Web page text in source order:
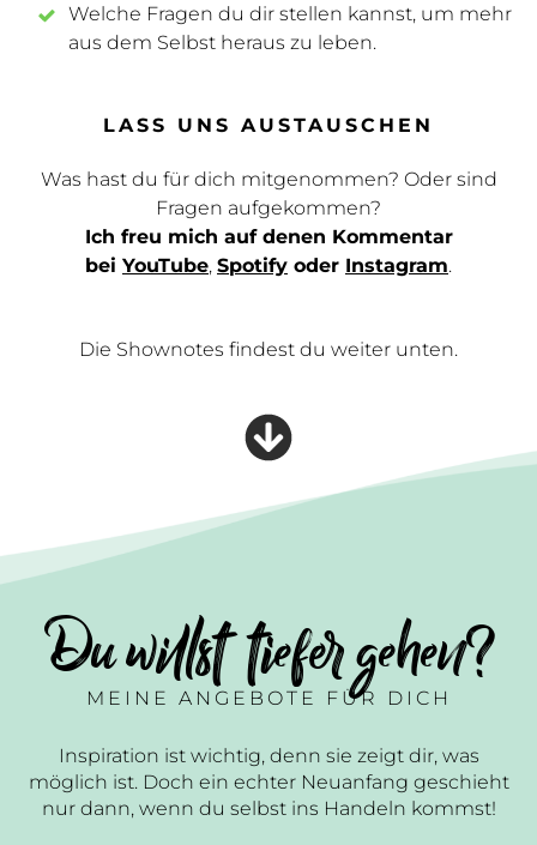
Welche Fragen du dir stellen kannst, um mehr
aus dem Selbst heraus zu leben.
LASS UNS AUSTAUSCHEN
Was hast du für dich mitgenommen? Oder sind
Fragen aufgekommen?
Ich freu mich auf denen Kommentar
bei YouTube, Spotify oder Instagram.
Die Shownotes findest du weiter unten.
Du willst tiefer gehen?
MEINE ANGEBOTE FÜR DICH
Inspiration ist wichtig, denn sie zeigt dir, was
möglich ist. Doch ein echter Neuanfang geschieht
nur dann, wenn du selbst ins Handeln kommst!